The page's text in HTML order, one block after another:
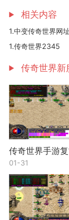
相关内容
1.中变传奇世界网址
1.传奇世界2345
传奇世界新
传奇世界手游
01-31